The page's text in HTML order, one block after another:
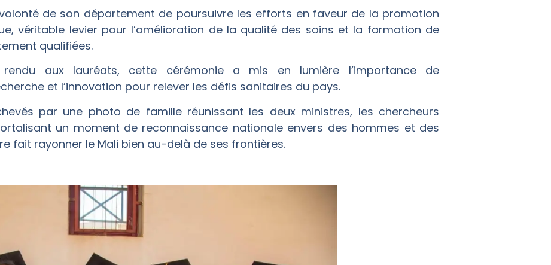
de son département de poursuivre les efforts en faveur de la promotion
véritable levier pour l’amélioration de la qualité des soins et la formation de
qualifiées.
rendu aux lauréats, cette cérémonie a mis en lumière l’importance de
et l’innovation pour relever les défis sanitaires du pays.
par une photo de famille réunissant les deux ministres, les chercheurs
un moment de reconnaissance nationale envers des hommes et des
fait rayonner le Mali bien au-delà de ses frontières.